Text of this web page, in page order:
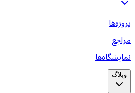
وبلاگ